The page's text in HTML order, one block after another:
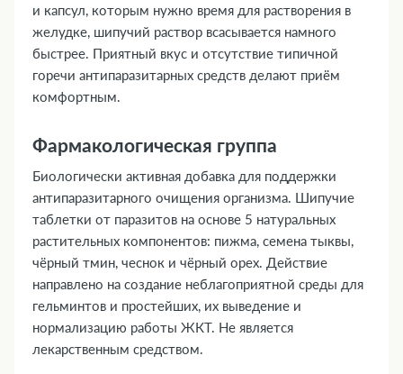
и капсул, которым нужно время для растворения в
желудке, шипучий раствор всасывается намного
быстрее. Приятный вкус и отсутствие типичной
горечи антипаразитарных средств делают приём
комфортным.
Фармакологическая группа
Биологически активная добавка для поддержки
антипаразитарного очищения организма. Шипучие
таблетки от паразитов на основе 5 натуральных
растительных компонентов: пижма, семена тыквы,
чёрный тмин, чеснок и чёрный орех. Действие
направлено на создание неблагоприятной среды для
гельминтов и простейших, их выведение и
нормализацию работы ЖКТ. Не является
лекарственным средством.